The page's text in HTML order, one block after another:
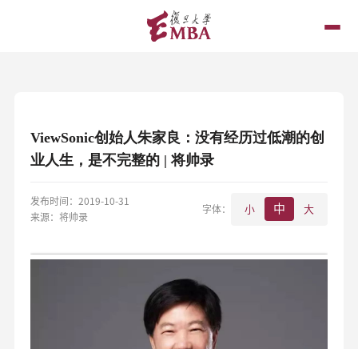
ViewSonic创始人朱家良：没有经历过低潮的创
业人生，是不完整的 | 将帅录
发布时间：2019-10-31
来源：将帅录
字体： 小 中 大